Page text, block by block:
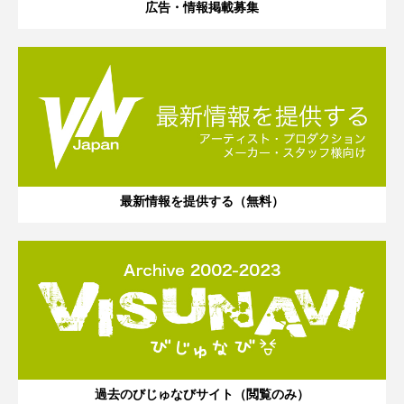
広告・情報掲載募集
最新情報を提供する（無料）
過去のびじゅなびサイト（閲覧のみ）